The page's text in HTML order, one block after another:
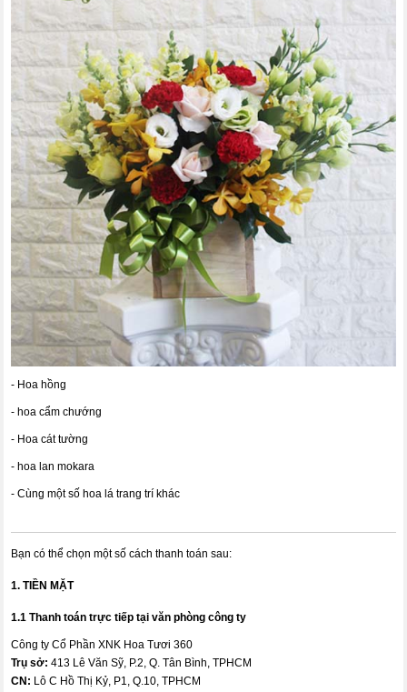
- Hoa hồng
- hoa cẩm chướng
- Hoa cát tường
- hoa lan mokara
- Cùng một số hoa lá trang trí khác
Bạn có thể chọn một số cách thanh toán sau:
1. TIỀN MẶT
1.1 Thanh toán trực tiếp tại văn phòng công ty
Công ty Cổ Phần XNK Hoa Tươi 360
Trụ sở: 413 Lê Văn Sỹ, P.2, Q. Tân Bình, TPHCM
CN: Lô C Hồ Thị Kỷ, P1, Q.10, TPHCM